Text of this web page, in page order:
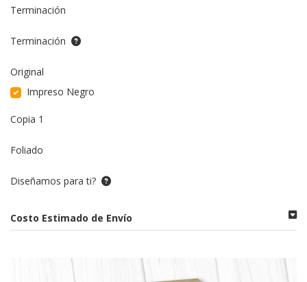
Terminación
Terminación
Original
Impreso Negro
Copia 1
Foliado
Diseñamos para ti?
Costo Estimado de Envío